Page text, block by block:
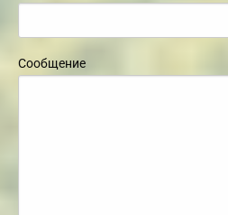
Сообщение